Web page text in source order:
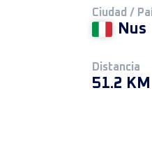
Ciudad /
Nus
Distancia
51.2 KM